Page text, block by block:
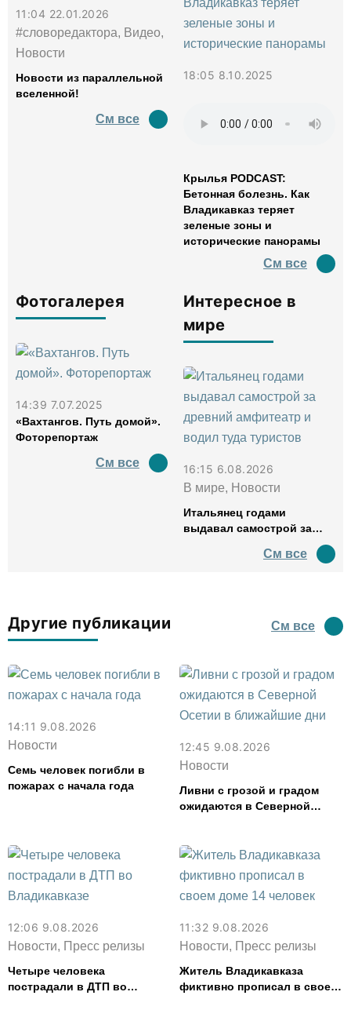
11:04 22.01.2026
#словоредактора, Видео,
Новости
Новости из параллельной
вселенной!
См все
18:05 8.10.2025
Крылья PODCAST:
Бетонная болезнь. Как
Владикавказ теряет
зеленые зоны и
исторические панорамы
См все
Фотогалерея
14:39 7.07.2025
«Вахтангов. Путь домой».
Фоторепортаж
См все
Интересное в
мире
16:15 6.08.2026
В мире, Новости
Итальянец годами
выдавал самострой за
водил туда туристов
См все
Другие публикации См все
14:11 9.08.2026
Новости
Семь человек погибли в
пожарах с начала года
12:45 9.08.2026
Новости
Ливни с грозой и градом
ожидаются в Северной
12:06 9.08.2026
Новости, Пресс релизы
Четыре человека
пострадали в ДТП во
11:32 9.08.2026
Новости, Пресс релизы
Житель Владикавказа
фиктивно прописал в своем